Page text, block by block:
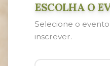
ESCOLHA O
Selecione o
inscrever.